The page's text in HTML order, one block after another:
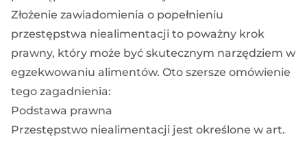
Złożenie zawiadomienia o popełnieniu
przestępstwa niealimentacji to poważny krok
prawny, który może być skutecznym narzędziem w
egzekwowaniu alimentów. Oto szersze omówienie
tego zagadnienia:
Podstawa prawna
Przestępstwo niealimentacji jest określone w art.